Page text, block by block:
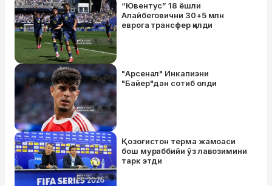
“Ювентус” 18 ёшли
Алайбеговични 30+5 млн
еврога трансфер қилди
"Арсенал" Инкапиэни
"Байер"дан сотиб олди
Қозоғистон терма жамоаси
бош мураббийи ўз лавозимини
тарк этди